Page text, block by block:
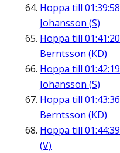
Hoppa till 01:39:58
Johansson (S)
Hoppa till 01:41:20
Berntsson (KD)
Hoppa till 01:42:19
Johansson (S)
Hoppa till 01:43:36
Berntsson (KD)
Hoppa till 01:44:39
(V)